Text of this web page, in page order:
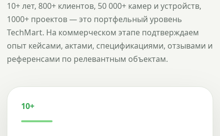
10+ лет, 800+ клиентов, 50 000+ камер и устройств,
1000+ проектов — это портфельный уровень
TechMart. На коммерческом этапе подтверждаем
опыт кейсами, актами, спецификациями, отзывами и
референсами по релевантным объектам.
10+